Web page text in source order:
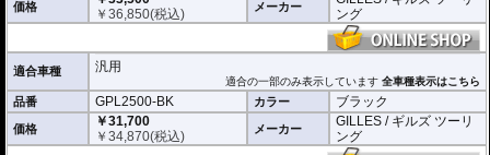
価格
￥36,850(税込) メーカー
ング
適合車種 汎用
適合の一部のみ表示しています全車種表示はこちら
品番 GPL2500-BK カラー ブラック
価格
￥31,700
￥34,870(税込) メーカー
GILLES / ギルズ ツーリ
ング